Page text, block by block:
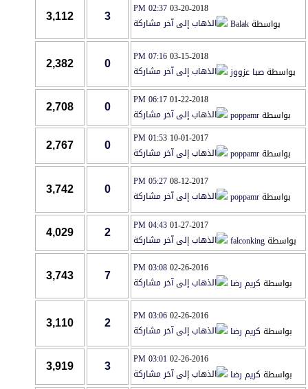
03-20-2018
02:37 PM
بواسطةBalak
3
3,112
03-15-2018
07:16 PM
بواسطةصبا عزووز
0
2,382
01-22-2018
06:17 PM
بواسطةpoppamr
0
2,708
10-01-2017
01:53 PM
بواسطةpoppamr
0
2,767
08-12-2017
05:27 PM
بواسطةpoppamr
0
3,742
01-27-2017
04:43 PM
بواسطةfalconking
2
4,029
02-26-2016
03:08 PM
بواسطة كريم رضا
7
3,743
02-26-2016
03:06 PM
بواسطة كريم رضا
2
3,110
02-26-2016
03:01 PM
بواسطة كريم رضا
3
3,919